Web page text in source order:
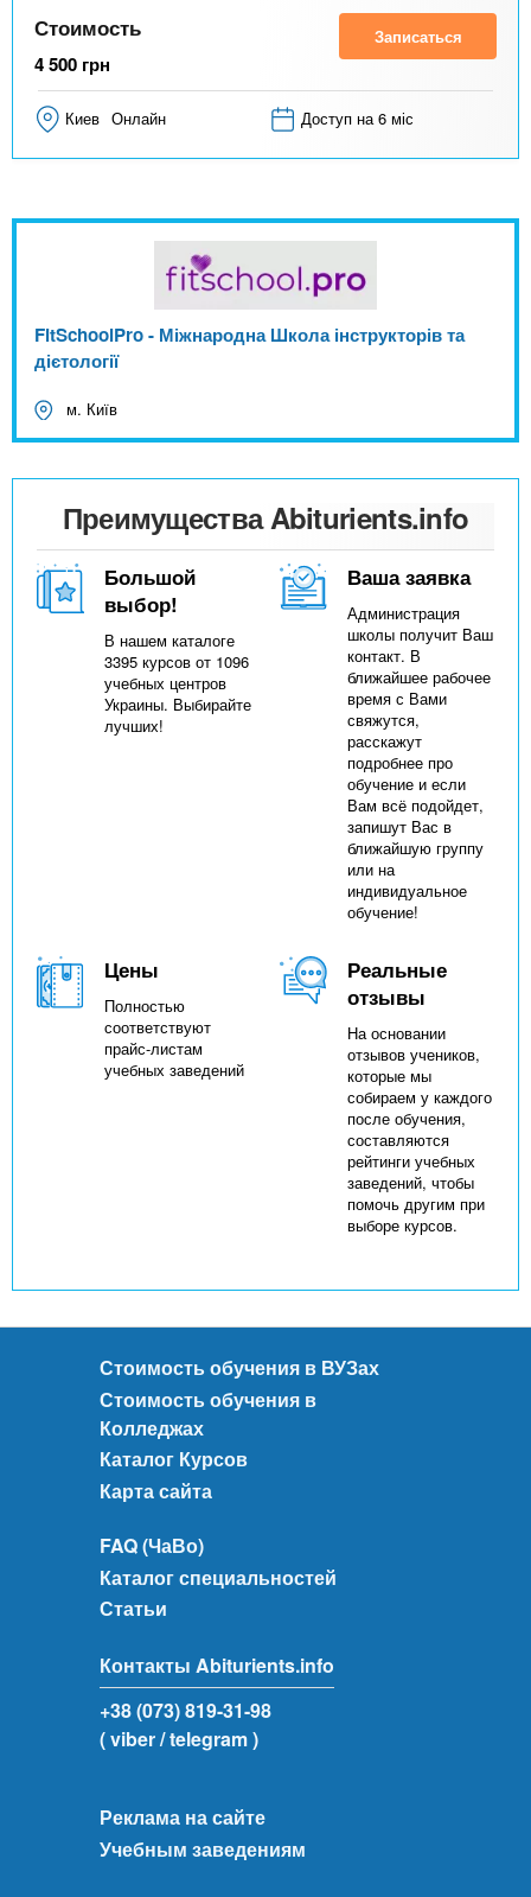
Стоимость
4 500 грн
Записаться
Киев Онлайн Доступ на 6 міс
FitSchoolPro - Міжнародна Школа інструкторів та
дієтології
м. Київ
Преимущества Abiturients.info
Большой
выбор!
В нашем каталоге
3395 курсов от 1096
учебных центров
Украины. Выбирайте
лучших!
Ваша заявка
Администрация
школы получит Ваш
контакт. В
ближайшее рабочее
время с Вами
свяжутся,
расскажут
подробнее про
обучение и если
Вам всё подойдет,
запишут Вас в
ближайшую группу
или на
индивидуальное
обучение!
Цены
Полностью
соответствуют
прайс-листам
учебных заведений
Реальные
отзывы
На основании
отзывов учеников,
которые мы
собираем у каждого
после обучения,
составляются
рейтинги учебных
заведений, чтобы
помочь другим при
выборе курсов.
Стоимость обучения в ВУЗах
Стоимость обучения в
Колледжах
Каталог Курсов
Карта сайта
FAQ (ЧаВо)
Каталог специальностей
Статьи
Контакты Abiturients.info
+38 (073) 819-31-98
( viber/ telegram )
Реклама на сайте
Учебным заведениям